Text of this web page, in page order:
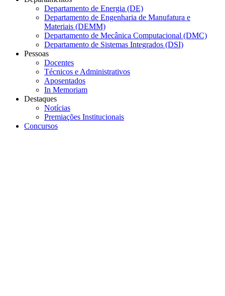
Departamento de Energia (DE)
Departamento de Engenharia de Manufatura e
Materiais (DEMM)
Departamento de Mecânica Computacional (DMC)
Departamento de Sistemas Integrados (DSI)
Pessoas
Docentes
Técnicos e Administrativos
Aposentados
In Memoriam
Destaques
Notícias
Premiações Institucionais
Concursos